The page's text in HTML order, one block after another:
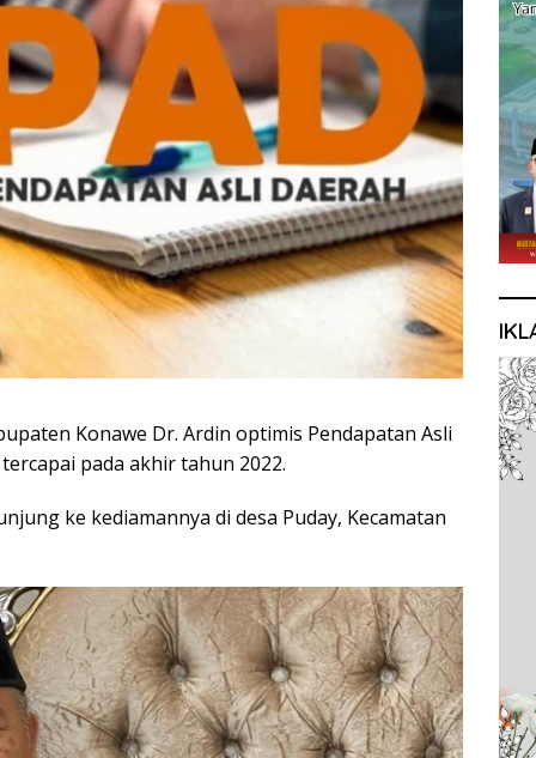
Konawe Dr. Ardin optimis Pendapatan Asli
pada akhir tahun 2022.
ke kediamannya di desa Puday, Kecamatan